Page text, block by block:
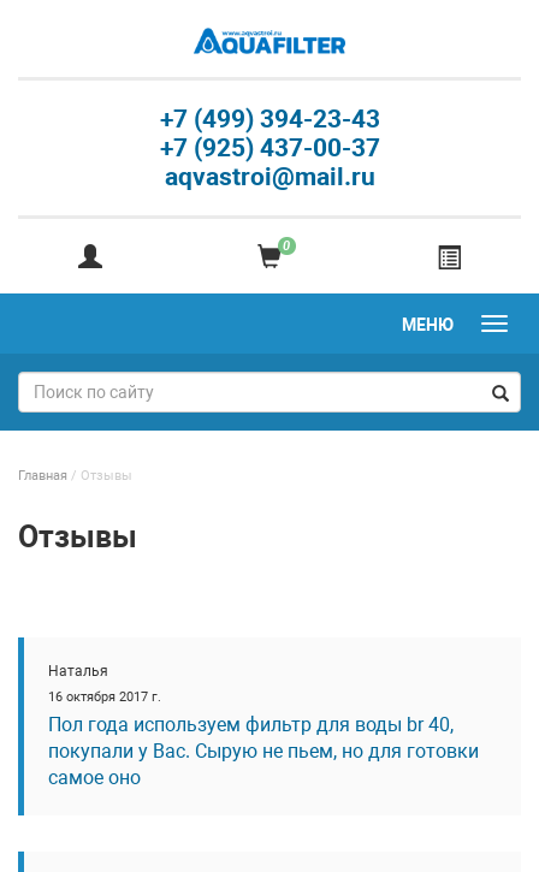
+7 (499) 394-23-43
+7 (925) 437-00-37
aqvastroi@mail.ru
0
МЕНЮ
Главная / Отзывы
Отзывы
Наталья
16 октября 2017 г.
Пол года используем фильтр для воды br 40,
покупали у Вас. Сырую не пьем, но для готовки
самое оно